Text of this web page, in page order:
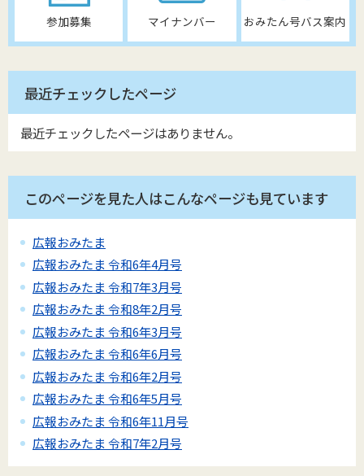
参加募集 マイナンバー おみたん号バス案内
最近チェックしたページ
最近チェックしたページはありません。
このページを見た人はこんなページも見ています
広報おみたま
広報おみたま 令和6年4月号
広報おみたま 令和7年3月号
広報おみたま 令和8年2月号
広報おみたま 令和6年3月号
広報おみたま 令和6年6月号
広報おみたま 令和6年2月号
広報おみたま 令和6年5月号
広報おみたま 令和6年11月号
広報おみたま 令和7年2月号